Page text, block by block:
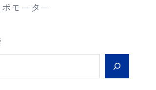
モーター